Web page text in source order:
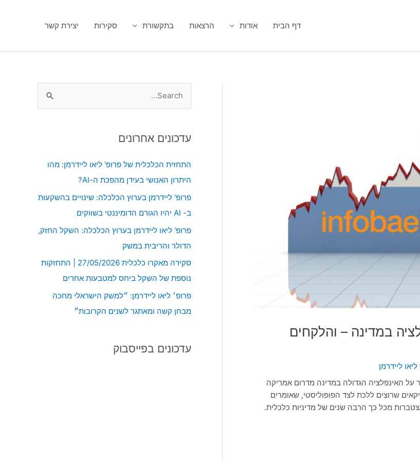
דף הבית אודות הרצאות בתקשורת סקירות יצירת קשר
במדינה – והלקחים
ליידרמן
על האינפלציה הגדולה במדינה מדרום אמריקה
מ-1985 ואילך: "אולי יש פוליטיקאים שרוצים ללכת לצד הפופוליסטי, שאומרים
מכל כך הרבה שנים של מדיניות כלכלית.
r
:
עדכונים אחרונים
התחזית הכלכלית של פרופ' ליאו ליידרמן: מהו
היתרון האנושי בעידן מהפכת ה-AI?
פרופ' ליידרמן בערוץ הכלכלה: שינויים בהשקעות
ב- AI יהיו הגורם הדומיננטי בשווקים
פרופ' ליאו ליידרמן בערוץ הכלכלה: השקל החזק,
הדולר והריבית במשק
סקירה מאקרו כלכלית 27/05/2026 | התחזקות
נוספת של השקל ביחס למטבעות אחרים
פרופ׳ ליאו ליידרמן: ״למשק הישראלי מחכה
מבחן קשה ומאתגר לשנים הקרובות״
עדכונים בפייסבוק